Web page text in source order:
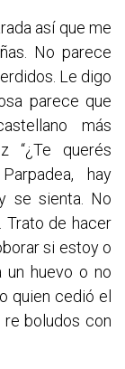
así que me
No parece
Le digo
parece que
más
“¿Te querés
hay
se sienta. No
Trato de hacer
si estoy o
un huevo o no
quien cedió el
boludos con